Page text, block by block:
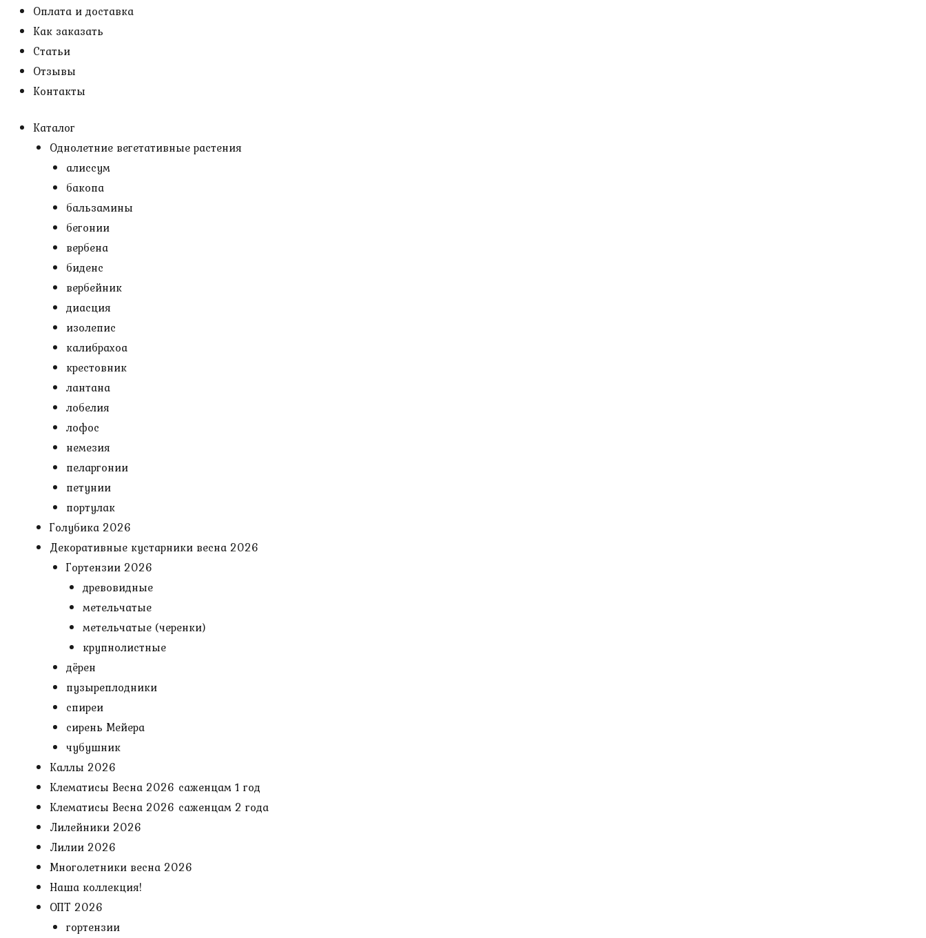
Оплата и доставка
Как заказать
Статьи
Отзывы
Контакты
Каталог
Однолетние вегетативные растения
алиссум
бакопа
бальзамины
бегонии
вербена
биденс
вербейник
диасция
изолепис
калибрахоа
крестовник
лантана
лобелия
лофос
немезия
пеларгонии
петунии
портулак
Голубика 2026
Декоративные кустарники весна 2026
Гортензии 2026
древовидные
метельчатые
метельчатые (черенки)
крупнолистные
дёрен
пузыреплодники
спиреи
сирень Мейера
чубушник
Каллы 2026
Клематисы Весна 2026 саженцам 1 год
Клематисы Весна 2026 саженцам 2 года
Лилейники 2026
Лилии 2026
Многолетники весна 2026
Наша коллекция!
ОПТ 2026
гортензии